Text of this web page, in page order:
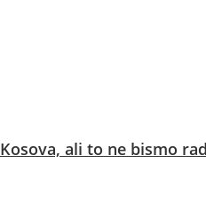
ali to ne bismo